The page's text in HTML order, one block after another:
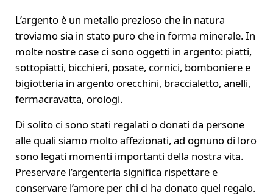
L’argento è un metallo prezioso che in natura
troviamo sia in stato puro che in forma minerale. In
molte nostre case ci sono oggetti in argento: piatti,
sottopiatti, bicchieri, posate, cornici, bomboniere e
bigiotteria in argento orecchini, braccialetto, anelli,
fermacravatta, orologi.
Di solito ci sono stati regalati o donati da persone
alle quali siamo molto affezionati, ad ognuno di loro
sono legati momenti importanti della nostra vita.
Preservare l’argenteria significa rispettare e
conservare l’amore per chi ci ha donato quel regalo.